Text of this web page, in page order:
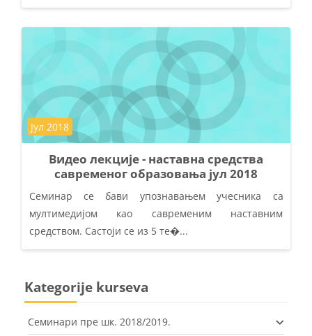
Видео лекције - наставна средства
савременог образовања јул 2018
Kategorija kursa
Јул 2018
Семинар се бави упознавањем учесника са
мултимедијом као савременим наставним
средством. Састоји се из 5 те�...
Kategorije kurseva
Семинари пре шк. 2018/2019.